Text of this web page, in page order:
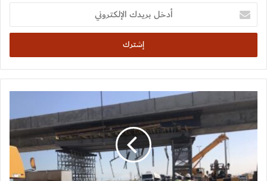
أدخل
بريدك
الإلكتروني